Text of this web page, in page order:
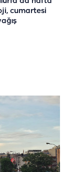
cumartesi